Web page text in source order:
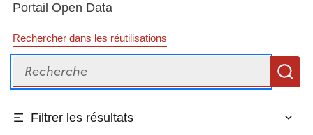
Portail Open Data
Rechercher dans les réutilisations
Recherche
Filtrer les résultats